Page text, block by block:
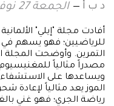
د ب أ الجمعة 27 نوفمبر 2015 16:32
أفادت مجلة "إيلي"
للرياضيين؛ فهو يسهم
التمرين. وأوضحت المجلة
مصدراً مثالياً
ويساعدها على
الموز يعد مثالياً
رياضة الجري؛ فهو غني